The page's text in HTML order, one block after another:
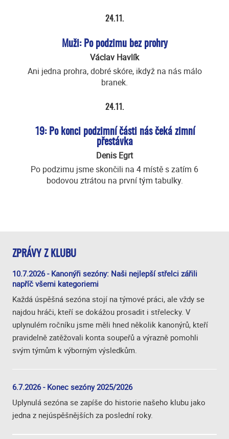
24.11.
Muži: Po podzimu bez prohry
Václav Havlík
Ani jedna prohra, dobré skóre, ikdyž na nás málo
branek.
24.11.
19: Po konci podzimní části nás čeká zimní
přestávka
Denis Egrt
Po podzimu jsme skončili na 4 místě s zatím 6
bodovou ztrátou na první tým tabulky.
ZPRÁVY Z KLUBU
10.7.2026 - Kanonýři sezóny: Naši nejlepší střelci zářili
napříč všemi kategoriemi
Každá úspěšná sezóna stojí na týmové práci, ale vždy se
najdou hráči, kteří se dokážou prosadit i střelecky. V
uplynulém ročníku jsme měli hned několik kanonýrů, kteří
pravidelně zatěžovali konta soupeřů a výrazně pomohli
svým týmům k výborným výsledkům.
6.7.2026 - Konec sezóny 2025/2026
Uplynulá sezóna se zapíše do historie našeho klubu jako
jedna z nejúspěšnějších za poslední roky.